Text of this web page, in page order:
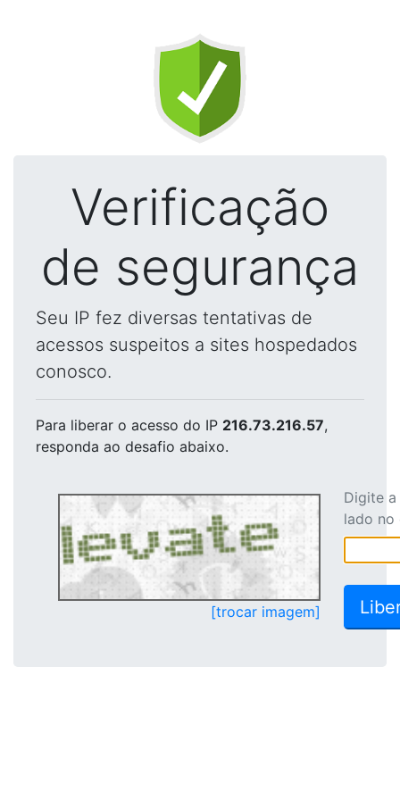
Verificação
de segurança
Seu IP fez diversas tentativas de
acessos suspeitos a sites hospedados
conosco.
Para liberar o acesso do IP 216.73.216.57,
responda ao desafio abaixo.
[trocar imagem]
Digite
lado no